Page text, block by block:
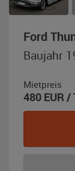
Ford
Baujahr
Mietpreis
480 EUR /